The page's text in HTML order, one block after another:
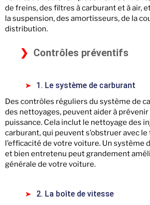
de freins, des filtres à carburant et à air,
la suspension, des amortisseurs, de la
distribution.
Contrôles préventifs
1. Le système de carburant
Des contrôles réguliers du système de
des nettoyages, peuvent aider à prévenir
puissance. Cela inclut le nettoyage des
carburant, qui peuvent s’obstruer avec
l’efficacité de votre voiture. Un système
et bien entretenu peut grandement
générale de votre voiture.
2. La boîte de vitesse